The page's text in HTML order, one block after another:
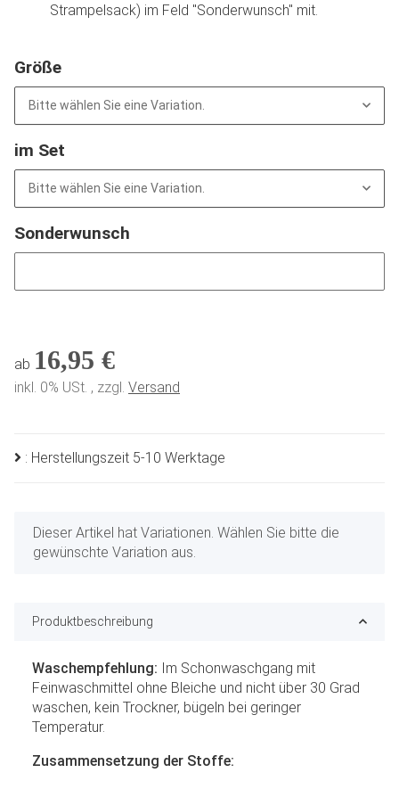
Strampelsack) im Feld "Sonderwunsch" mit.
Größe
Bitte wählen Sie eine Variation.
im Set
Bitte wählen Sie eine Variation.
Sonderwunsch
ab 16,95 €
inkl. 0% USt. , zzgl. Versand
: Herstellungszeit 5-10 Werktage
x
Dieser Artikel hat Variationen. Wählen Sie bitte die
gewünschte Variation aus.
Produktbeschreibung
Waschempfehlung: Im Schonwaschgang mit
Feinwaschmittel ohne Bleiche und nicht über 30 Grad
waschen, kein Trockner, bügeln bei geringer
Temperatur.
Zusammensetzung der Stoffe: